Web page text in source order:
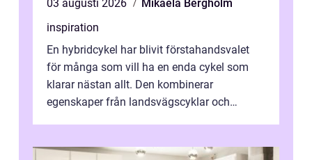
03 augusti 2026
Mikaela Bergholm
inspiration
En hybridcykel har blivit förstahandsvalet
för många som vill ha en enda cykel som
klarar nästan allt. Den kombinerar
egenskaper från landsvägscyklar och